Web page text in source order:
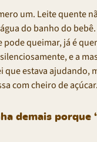
um. Leite quente
do banho do bebê.
pode queimar, já é
e a
que estava ajudando,
com cheiro de açúcar.
demais porque